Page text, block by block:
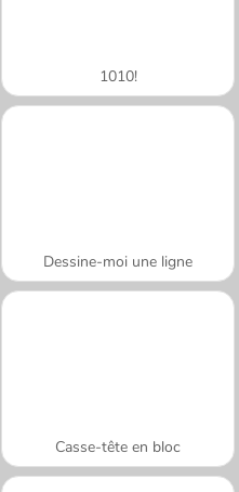
1010!
Dessine-moi une ligne
Casse-tête en bloc